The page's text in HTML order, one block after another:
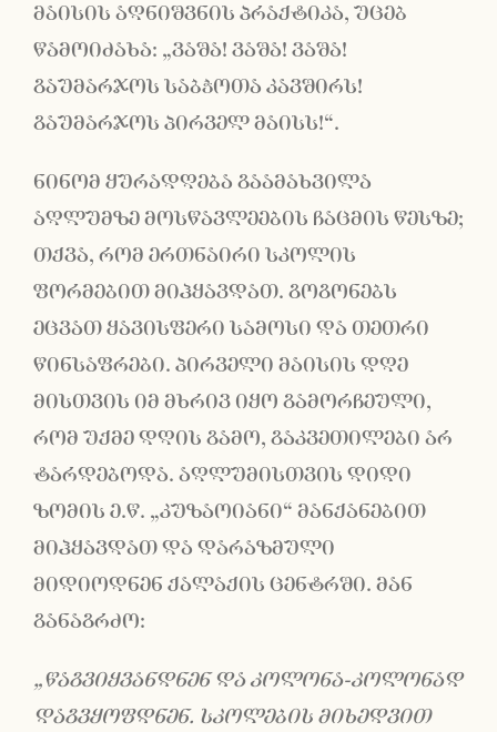
მაისის აღნიშვნის პრაქტიკა, უცებ
წამოიძახა: „ვაშა! ვაშა! ვაშა!
გაუმარჯოს საბჭოთა კავშირს!
გაუმარჯოს პირველ მაისს!“.
ნინომ ყურადღება გაამახვილა
აღლუმზე მოსწავლეების ჩაცმის წესზე;
თქვა, რომ ერთნაირი სკოლის
ფორმებით მიჰყავდათ. გოგონებს
ეცვათ ყავისფერი სამოსი და თეთრი
წინსაფრები. პირველი მაისის დღე
მისთვის იმ მხრივ იყო გამორჩეული,
რომ უქმე დღის გამო, გაკვეთილები არ
ტარდებოდა. აღლუმისთვის დიდი
ზომის ე.წ. „კუზაოიანი“ მანქანებით
მიჰყავდათ და დარაზმული
მიდიოდნენ ქალაქის ცენტრში. მან
განაგრძო:
„წაგვიყვანდნენ და კოლონა-კოლონად
დაგვყოფდნენ. სკოლების მიხედვით